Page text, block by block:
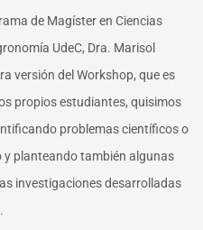
de Magíster en Ciencias
UdeC, Dra. Marisol
versión del Workshop, que es
propios estudiantes, quisimos
problemas científicos o
y planteando también algunas
investigaciones desarrolladas